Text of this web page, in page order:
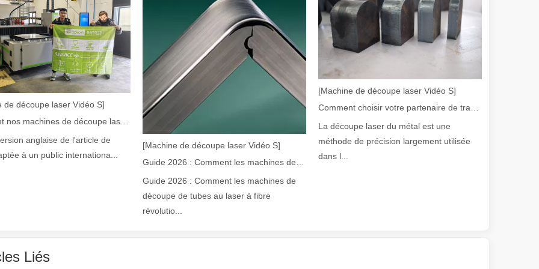
largement utilisée dans la fabrication du métal. Il peut couper une large gamme de matériaux avec une haute précision et peu de
de découpe laser Vidéo S]
anglaise de l'article de
à un public internationa...
[Machine de découpe laser Vidéo S]
Guide 2026 : Comment les machines de
découpe de tubes au laser à fibre
révolutio...
[Machine de découpe laser Vidéo S]
Comment choisir votre partenaire de travail : machine de découpe laser
La découpe laser du métal est une
méthode de précision largement utilisée
dans l...
Liés